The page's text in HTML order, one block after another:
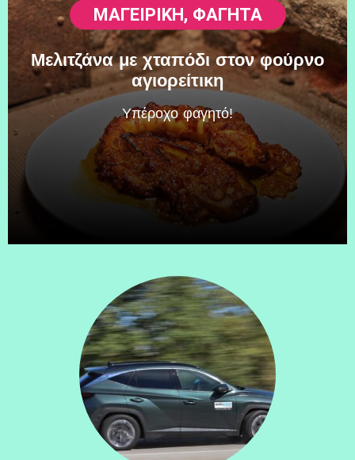
ΜΑΓΕΙΡΙΚΗ, ΦΑΓΗΤΆ
Μελιτζάνα με χταπόδι στον φούρνο
αγιορείτικη
Υπέροχο φαγητό!